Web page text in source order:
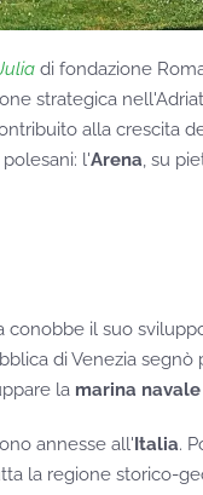
di fondazione
strategica
alla crescita
l'Arena, su
conobbe il suo
di Venezia segnò
la marina navale
annesse all' Italia.
la regione storico-